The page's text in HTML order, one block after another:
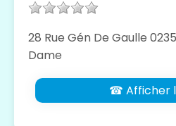
28 Rue Gén De Gaulle
Dame
☎ Afficher